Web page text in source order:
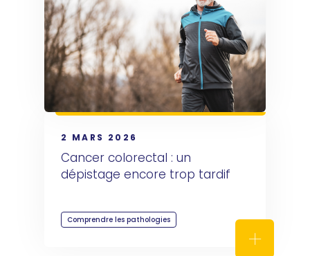
2 MARS 2026
Cancer colorectal : un
dépistage encore trop tardif
Comprendre les pathologies
Cancer